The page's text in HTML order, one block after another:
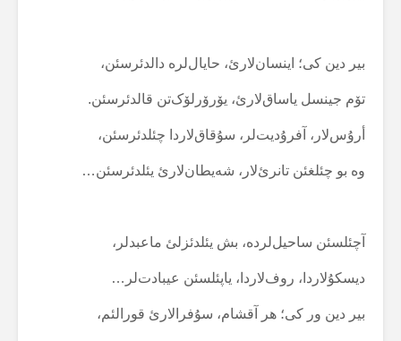
بیر دین کی؛ اینسان‌لارئ، حایال‌لرە دالدئرسئن،
تۆم جینسل یاساق‌لارئ، یۆرۆرلۆک‌تن قالدئرسئن.
أرۇس‌لار، آفرۇدیت‌لر، سۇقاق‌لاردا چئلدئرسئن،
وە بو چئلغئن تانرئ‌لار، شەیطان‌لارئ یئلدئرسئن…
آچئلسئن ساحیل‌لردە، بش یئلدئزلئ ماعبدلر،
دیسکۇلاردا، روف‌لاردا، یاپئلسئن عیبادت‌لر…
بیر دین ور کی؛ هر آقشام، سۇفرالارئ قورالئم،